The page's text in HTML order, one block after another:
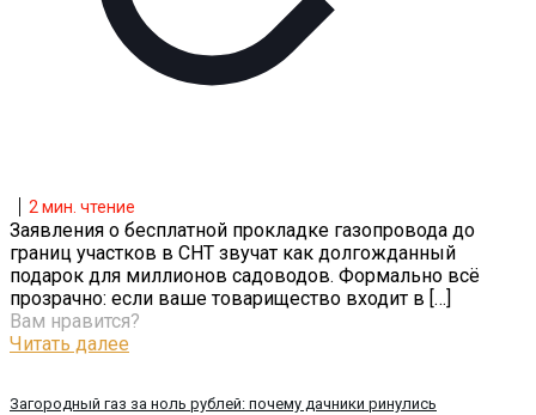
Загородный газ за ноль рублей: почему дачники ринулись
2мин. чтение
Заявления о бесплатной прокладке газопровода до
границ участков в СНТ звучат как долгожданный
подарок для миллионов садоводов. Формально всё
прозрачно: если ваше товарищество входит в […]
Вам нравится?
Читать далее